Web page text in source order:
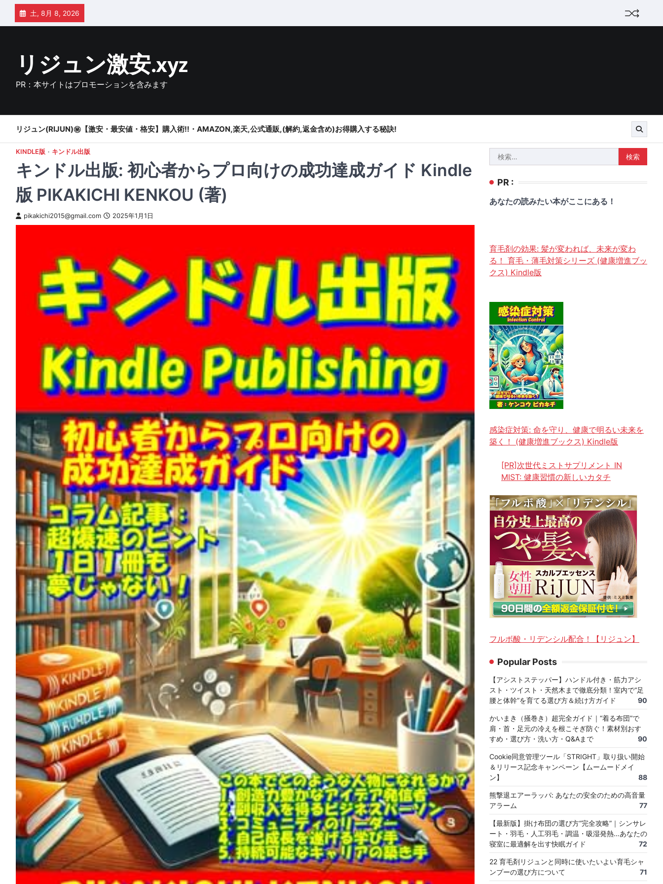
Skip
content
土, 8月 8, 2026
リジュン激安.xyz
PR：本サイトはプロモーションを含みます
リジュン(RIJUN)㊙【激安・最安値・格安】購入術!!・AMAZON,楽天,公式通販,(解約,返金含め)お得購入する秘訣!
KINDLE版 キンドル出版
キンドル出版: 初心者からプロ向けの成功達成ガイド Kindle
版 PIKAKICHI KENKOU (著)
pikakichi2015@gmail.com 2025年1月1日
索:
PR :
あなたの読みたい本がここにある！
育毛剤の効果: 髪が変われば、未来が変わ
る！ 育毛・薄毛対策シリーズ (健康増進ブッ
クス) Kindle版
感染症対策: 命を守り、健康で明るい未来を
築く！ (健康増進ブックス) Kindle版
[PR]次世代ミストサプリメント IN
MIST: 健康習慣の新しいカタチ
フルボ酸・リデンシル配合！【リジュン】
Popular Posts
【アシストステッパー】ハンドル付き・筋力アシ
スト・ツイスト・天然木まで徹底分類！室内で“足
腰と体幹”を育てる選び方＆続け方ガイド
90
かいまき（掻巻き）超完全ガイド｜“着る布団”で
肩・首・足元の冷えを根こそぎ防ぐ！素材別おす
すめ・選び方・洗い方・Q&Aまで
90
Cookie同意管理ツール「STRIGHT」取り扱い開始
＆リリース記念キャンペーン【ムームードメイ
ン】
88
熊撃退エアーラッパ: あなたの安全のための高音量
アラーム
77
【最新版】掛け布団の選び方“完全攻略”｜シンサレ
ート・羽毛・人工羽毛・調温・吸湿発熱…あなたの
寝室に最適解を出す快眠ガイド
72
22 育毛剤リジュンと同時に使いたいよい育毛シャ
ンプーの選び方について
71